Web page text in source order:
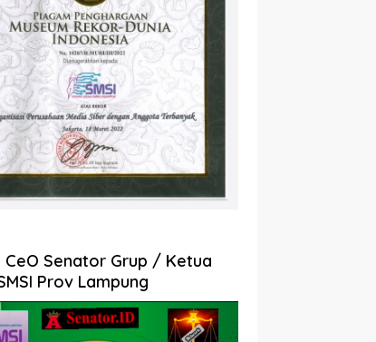
CeO Senator Grup / Ketua
Prov Lampung